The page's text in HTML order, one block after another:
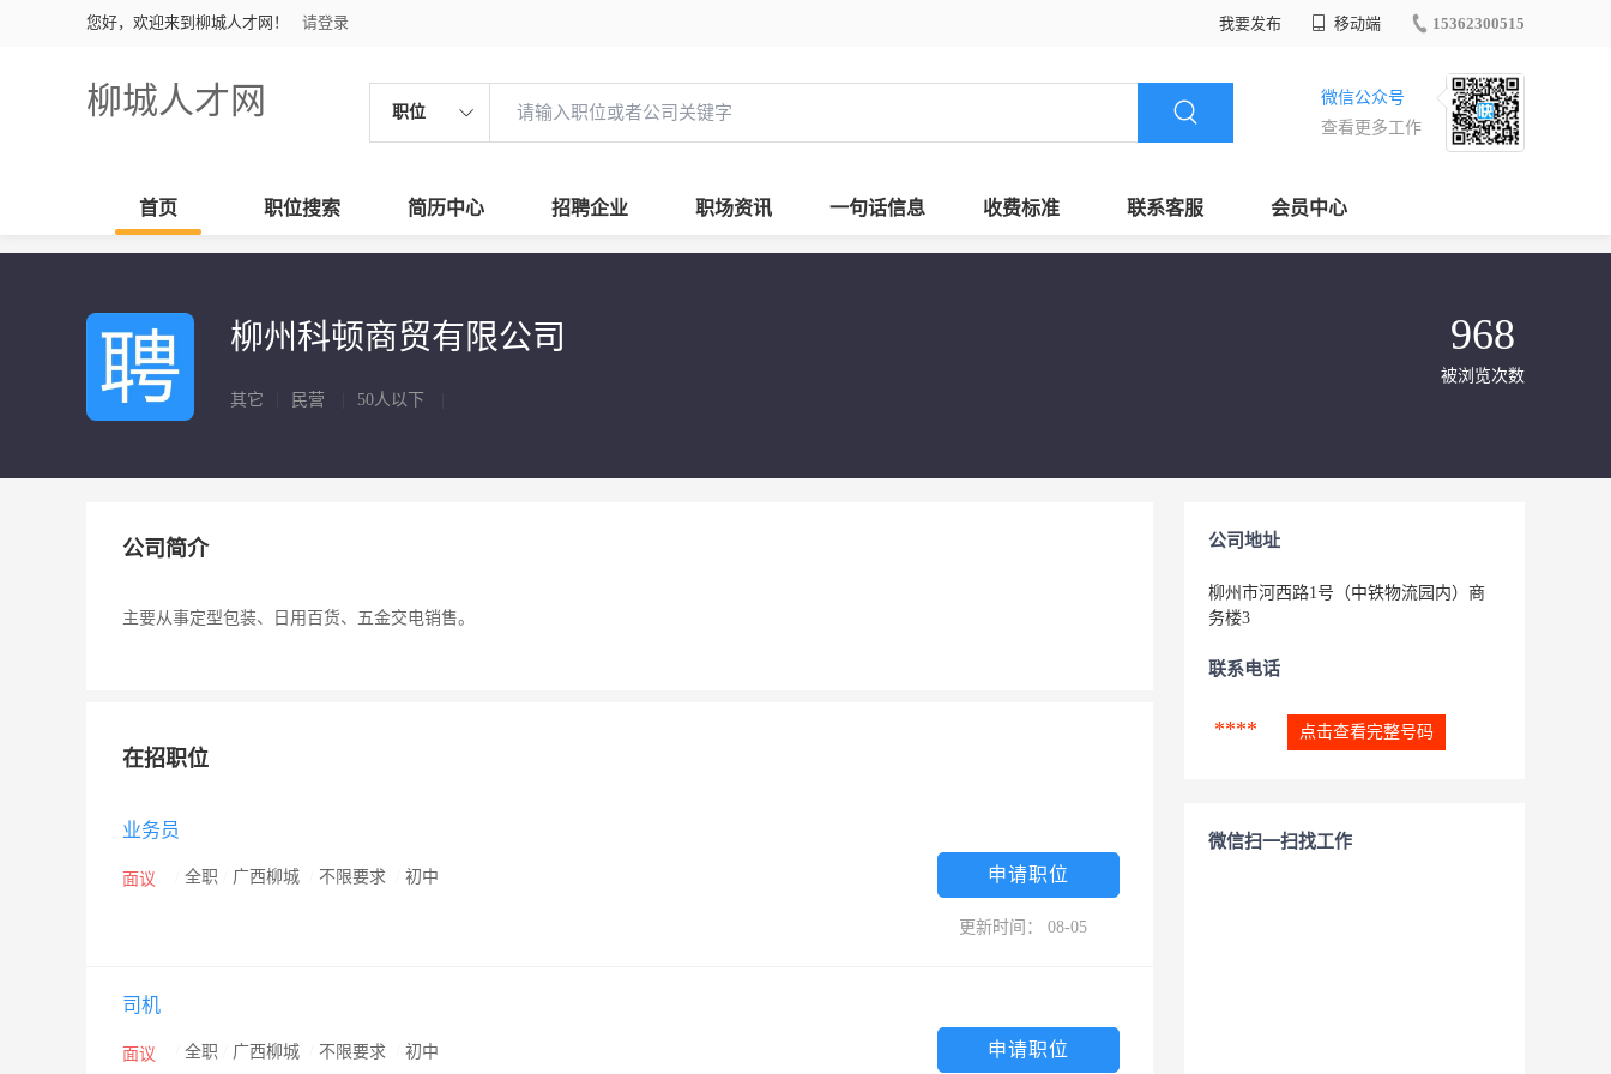
您好，欢迎来到柳城人才网！ 请登录 我要发布 移动端 15362300515
柳城人才网 职位
微信公众号
查看更多工作
首页 职位搜索 简历中心 招聘企业 职场资讯 一句话信息 收费标准 联系客服 会员中心
柳州科顿商贸有限公司
其它 民营 50人以下
968
被浏览次数
公司简介
主要从事定型包装、日用百货、五金交电销售。
在招职位
业务员
面议 全职 广西柳城 不限要求 初中 申请职位
更新时间： 08-05
司机
面议 全职 广西柳城 不限要求 初中 申请职位
公司地址
柳州市河西路1号（中铁物流园内）商
务楼3
联系电话
**** 点击查看完整号码
微信扫一扫找工作